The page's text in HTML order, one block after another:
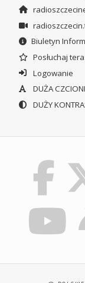
Biuletyn
Posłuchaj
Logowanie
DUŻA
DUŻY